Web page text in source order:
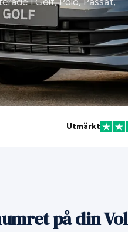
Utmärkt
på din